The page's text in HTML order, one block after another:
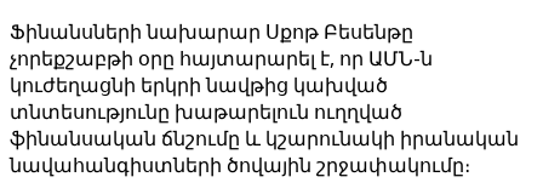
Ֆինանսների նախարար Սքոթ Բեսենթը
չորեքշաբթի օրը հայտարարել է, որ ԱՄՆ-ն
կուժեղացնի երկրի նավթից կախված
տնտեսությունը խաթարելուն ուղղված
ֆինանսական ճնշումը և կշարունակի իրանական
նավահանգիստների ծովային շրջափակումը։